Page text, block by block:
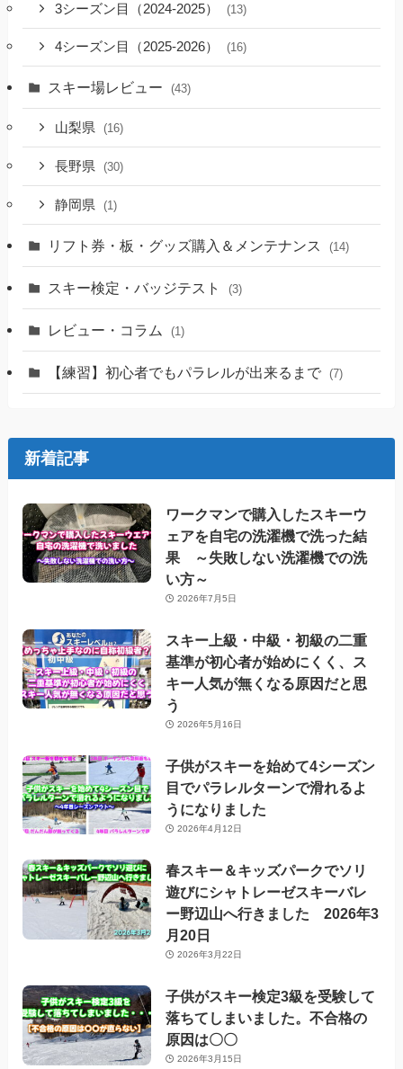
3シーズン目（2024-2025） (13)
4シーズン目（2025-2026） (16)
スキー場レビュー (43)
山梨県 (16)
長野県 (30)
静岡県 (1)
リフト券・板・グッズ購入＆メンテナンス (14)
スキー検定・バッジテスト (3)
レビュー・コラム (1)
【練習】初心者でもパラレルが出来るまで (7)
新着記事
ワークマンで購入したスキーウ
ェアを自宅の洗濯機で洗った結
果 ～失敗しない洗濯機での洗
い方～
2026年7月5日
スキー上級・中級・初級の二重
基準が初心者が始めにくく、ス
キー人気が無くなる原因だと思
う
2026年5月16日
子供がスキーを始めて4シーズン
目でパラレルターンで滑れるよ
うになりました
2026年4月12日
春スキー＆キッズパークでソリ
遊びにシャトレーゼスキーバレ
ー野辺山へ行きました 2026年3
月20日
2026年3月22日
子供がスキー検定3級を受験して
落ちてしまいました。不合格の
原因は〇〇
2026年3月15日